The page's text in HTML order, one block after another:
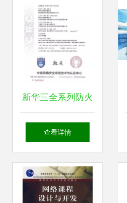
新篇章
新华三全系列防火
墙荣获国内首家
引领网络技术新高
查看详情